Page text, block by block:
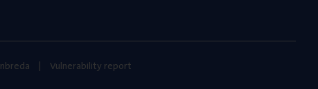
Vulnerability report